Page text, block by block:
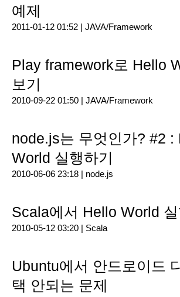
예제
2011-01-12 01:52 | JAVA/Framework
Play framework로 Hello
보기
2010-09-22 01:50 | JAVA/Framework
node.js는 무엇인가? #2 :
World 실행하기
2010-06-06 23:18 | node.js
Scala에서 Hello World 실
2010-05-12 03:20 | Scala
Ubuntu에서 안드로이드
택 안되는 문제